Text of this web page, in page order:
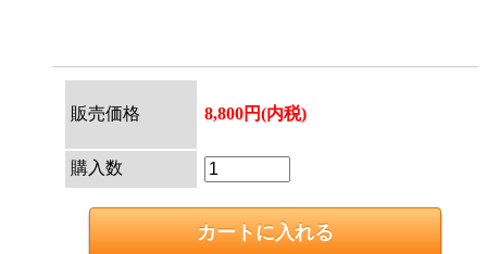
販売価格 8,800円(内税)
購入数